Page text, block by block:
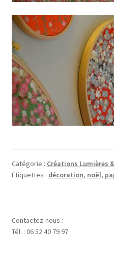
Catégorie : Créations Lumières
Étiquettes : décoration, noël,
Contactez-nous :
Tél. : 06 52 40 79 97